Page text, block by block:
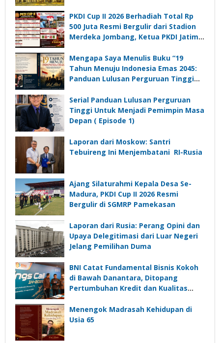
PKDI Cup II 2026 Berhadiah Total Rp
500 Juta Resmi Bergulir dari Stadion
Merdeka Jombang, Ketua PKDI Jatim:
Komunikasi Kades untuk Memajukan
Desa
Mengapa Saya Menulis Buku “19
Tahun Menuju Indonesia Emas 2045:
Panduan Lulusan Perguruan Tinggi
Depan”?
Serial Panduan Lulusan Perguruan
Tinggi Untuk Menjadi Pemimpin Masa
Depan ( Episode 1)
Laporan dari Moskow: Santri
Tebuireng Ini Menjembatani RI-Rusia
Ajang Silaturahmi Kepala Desa Se-
Madura, PKDI Cup II 2026 Resmi
Bergulir di SGMRP Pamekasan
Laporan dari Rusia: Perang Opini dan
Upaya Delegitimasi dari Luar Negeri
Jelang Pemilihan Duma
BNI Catat Fundamental Bisnis Kokoh
di Bawah Danantara, Ditopang
Pertumbuhan Kredit dan Kualitas
Menengok Madrasah Kehidupan di
Usia 65